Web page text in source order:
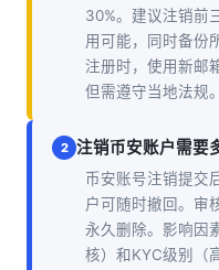
30%。建议注销前
用可能，同时备份
注册时，使用新邮
但需遵守当地法规。
2 注销币安账户需要
币安账号注销提交
户可随时撤回。审
永久删除。影响因
核）和KYC级别（